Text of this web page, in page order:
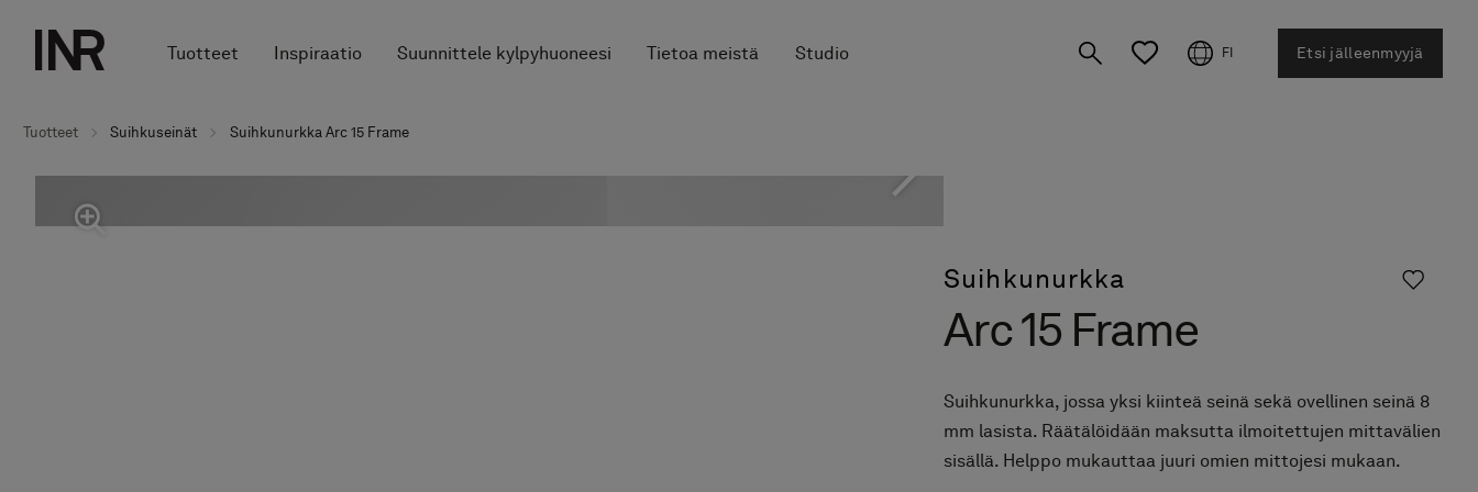
Tuotteet Inspiraatio Suunnittele kylpyhuoneesi Tietoa meistä Studio FI Etsi jälleenmyyjä
Tuotteet Suihkuseinät Suihkunurkka Arc 15 Frame
Suihkunurkka
Arc 15 Frame
Suihkunurkka, jossa yksi kiinteä seinä sekä ovellinen seinä 8
mm lasista. Räätälöidään maksutta ilmoitettujen mittavälien
sisällä. Helppo mukauttaa juuri omien mittojesi mukaan.